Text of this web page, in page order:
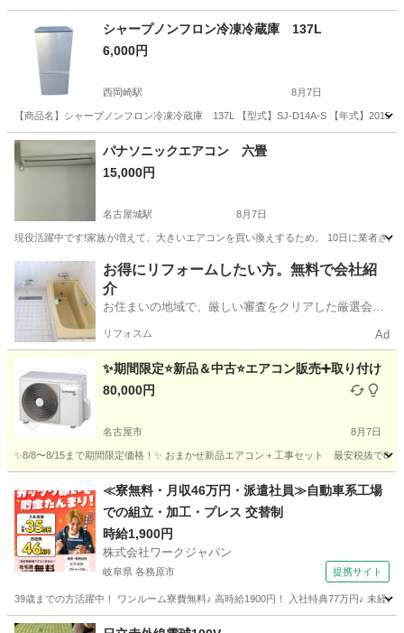
キッチン家電 ドア
シャープノンフロン冷凍冷蔵庫 137L
6,000円
西岡崎駅 8月7日
【商品名】シャープノンフロン冷凍冷蔵庫 137L 【型式】SJ-D14A-S 【年式】2015
愛知 岡崎市 西岡崎駅 フロン
パナソニックエアコン 六畳
15,000円
名古屋城駅 8月7日
現役活躍中です!家族が増えて、大きいエアコンを買い換えするため。 10日に業者さ
名古屋市 名古屋城駅 季節、空調家電
お得にリフォームしたい方。無料で会社紹
介
お住まいの地域で、厳しい審査をクリアした厳選会社
リフォスム Ad
✨期間限定⭐️新品＆中古⭐️エアコン販売➕取り付け
80,000円
名古屋市 8月7日
✨8/8〜8/15まで期間限定価格！✨ おまかせ新品エアコン＋工事セット 最安税抜で
季節、空調家電 新品
≪寮無料・月収46万円・派遣社員≫自動車系工場
での組立・加工・プレス 交替制
時給1,900円
株式会社ワークジャパン
岐阜県 各務原市 提携サイト
39歳までの方活躍中！ ワンルーム寮費無料♪ 高時給1900円！ 入社特典77万円♪ 未経
岐阜 各務原市 その他